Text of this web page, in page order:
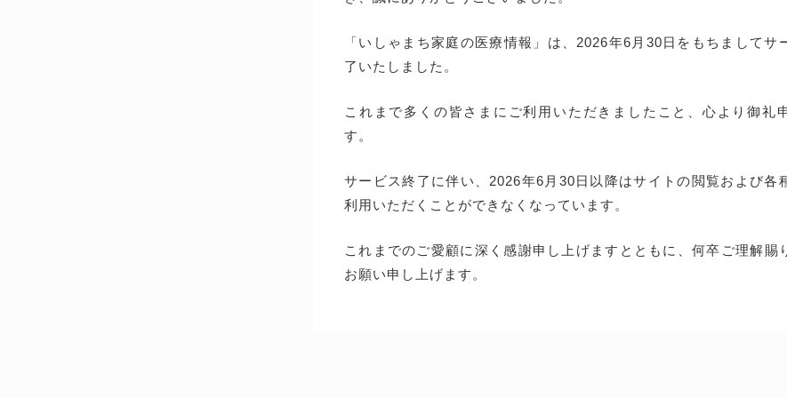
「いしゃまち家庭の医療情報」は、2026年6月30日をもちましてサ
了いたしました。
これまで多くの皆さまにご利用いただきましたこと、心より御礼
す。
サービス終了に伴い、2026年6月30日以降はサイトの閲覧および各
利用いただくことができなくなっています。
これまでのご愛顧に深く感謝申し上げますとともに、何卒ご理解賜
お願い申し上げます。